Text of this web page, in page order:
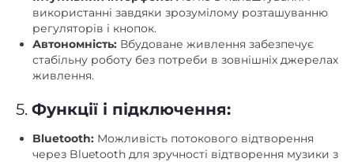
використанні завдяки зрозумілому розташуванню
регуляторів і кнопок.
Автономність: Вбудоване живлення забезпечує
стабільну роботу без потреби в зовнішніх джерелах
живлення.
5. Функції і підключення:
Bluetooth: Можливість потокового відтворення
через Bluetooth для зручності відтворення музики з